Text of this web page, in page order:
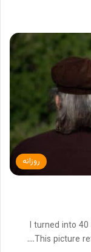
روزانه
I turned into
.This picture